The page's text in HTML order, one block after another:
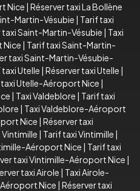
Nice | Réserver taxi La Bollène
Martin-Vésubie | Tarif taxi
taxi Saint-Martin-Vésubie | Taxi
Nice | Tarif taxi Saint-Martin-
taxi Saint-Martin-Vésubie-
taxi Utelle | Réserver taxi Utelle |
taxi Utelle-Aéroport Nice |
| Taxi Valdeblore | Tarif taxi
| Taxi Valdeblore-Aéroport
Nice | Réserver taxi
Vintimille | Tarif taxi Vintimille |
Aéroport Nice | Tarif taxi
taxi Vintimille-Aéroport Nice |
taxi Airole | Taxi Airole-
Nice | Réserver taxi